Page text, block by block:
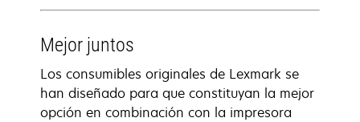
Mejor juntos
Los consumibles originales de Lexmark se
han diseñado para que constituyan la mejor
opción en combinación con la impresora